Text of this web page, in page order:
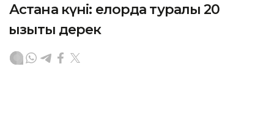
Астана күні: елорда туралы 20
қызықты дерек